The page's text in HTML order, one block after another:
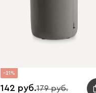
21
142 179